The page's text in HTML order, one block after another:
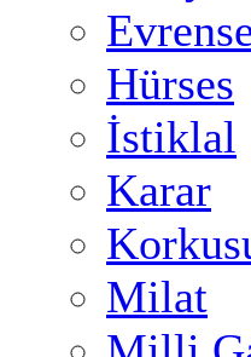
Hürses
İstiklal
Karar
Milat